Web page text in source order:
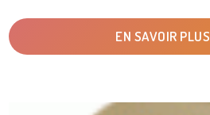
EN SAVOIR PLUS